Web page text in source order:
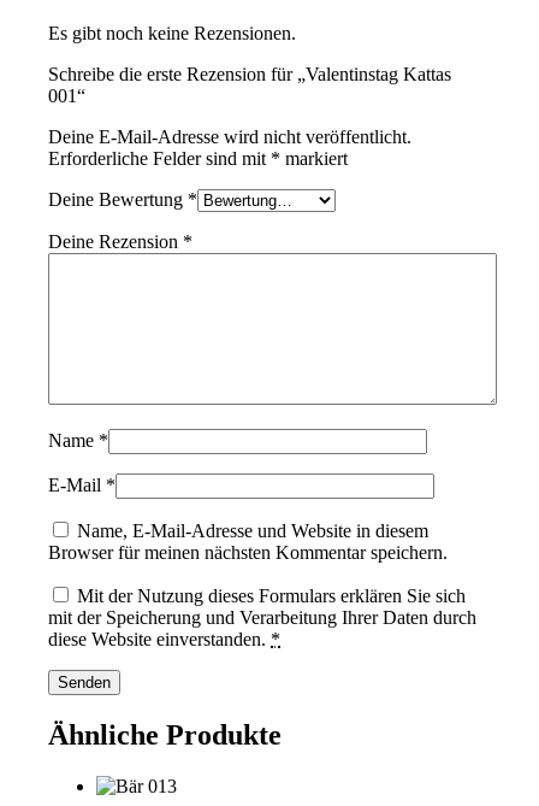
Es gibt noch keine Rezensionen.
Schreibe die erste Rezension für „Valentinstag Kattas
001“
Deine E-Mail-Adresse wird nicht veröffentlicht.
Erforderliche Felder sind mit * markiert
Deine Bewertung *
Deine Rezension *
Name *
E-Mail *
Name, E-Mail-Adresse und Website in diesem
Browser für meinen nächsten Kommentar speichern.
Mit der Nutzung dieses Formulars erklären Sie sich
mit der Speicherung und Verarbeitung Ihrer Daten durch
diese Website einverstanden. *
Ähnliche Produkte